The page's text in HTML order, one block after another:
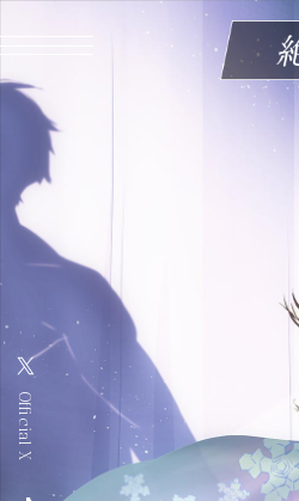
Official X